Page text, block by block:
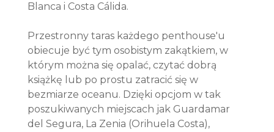
Blanca i Costa Cálida.
Przestronny taras każdego penthouse'u
obiecuje być tym osobistym zakątkiem, w
którym można się opalać, czytać dobrą
książkę lub po prostu zatracić się w
bezmiarze oceanu. Dzięki opcjom w tak
poszukiwanych miejscach jak Guardamar
del Segura, La Zenia (Orihuela Costa),